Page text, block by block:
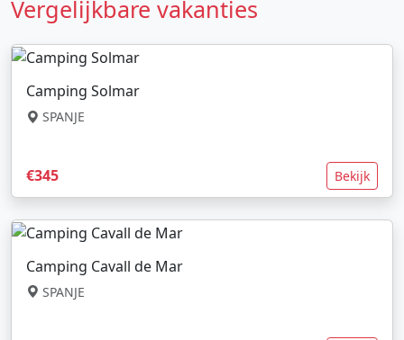
Vergelijkbare vakanties
Camping Solmar
SPANJE
€345 Bekijk
Camping Cavall de Mar
SPANJE